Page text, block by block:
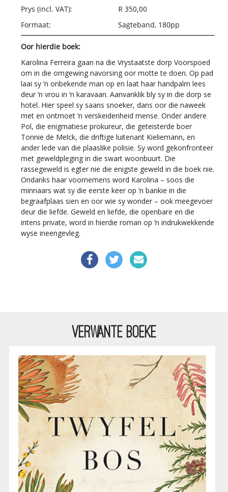
Prys (incl. VAT):
R 350,00
Formaat:
Sagteband, 180pp
Oor hierdie boek:
Karolina Ferreira gaan na die Vrystaatste dorp Voorspoed
om in die omgewing navorsing oor motte te doen. Op pad
laai sy ’n onbekende man op en laat haar handpalm lees
deur ’n vrou in ’n karavaan. Aanvanklik bly sy in die dorp se
hotel. Hier speel sy saans snoeker, dans oor die naweek
met en ontmoet ’n verskeidenheid mense. Onder andere
Pol, die enigmatiese prokureur, die geteisterde boer
Tonnie de Melck, die driftige luitenant Kieliemann, en
ander lede van die plaaslike polisie. Sy word gekonfronteer
met geweldpleging in die swart woonbuurt. Die
rassegeweld is egter nie die enigste geweld in die boek nie.
Ondanks haar voornemens word Karolina – soos die
minnaars wat sy die eerste keer op ’n bankie in die
begraafplaas sien en oor wie sy wonder – ook meegevoer
deur die liefde. Geweld en liefde, die openbare en die
intens private, word in hierdie roman op ’n indrukwekkende
wyse ineengevleg.
VERWANTE BOEKE